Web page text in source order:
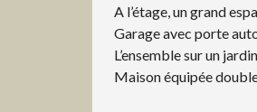
A l’étage, un grand
Garage avec porte
L’ensemble sur un
Maison équipée